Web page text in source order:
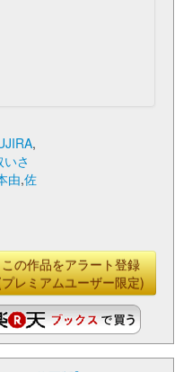
,
さ
由,佐
この作品をアラート登録
レミアムユーザー限定)